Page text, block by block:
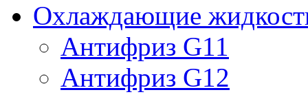
Охлаждающие
Антифриз G11
Антифриз G12